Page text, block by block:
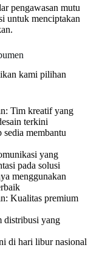
pengawasan mutu
untuk menciptakan
kami pilihan
Tim kreatif yang
terkini
membantu
yang
pada solusi
menggunakan
Kualitas premium
distribusi yang
di hari libur nasional